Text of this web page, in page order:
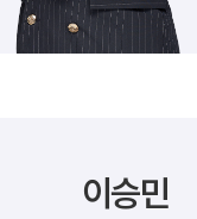
이승민